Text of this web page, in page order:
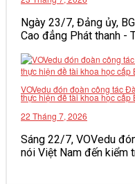
Ngày 23/7, Đảng ủy,
Cao đẳng Phát thanh -
VOVedu đón đoàn công tác
thực hiện đề tài khoa học cấp
22 Tháng 7, 2026
Sáng 22/7, VOVedu
nói Việt Nam đến kiểm